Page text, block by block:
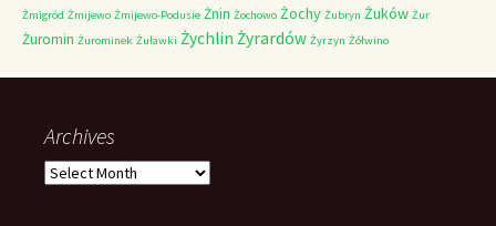
Żmigród Żmijewo Żmijewo-Podusie Żnin Żochowo Żochy Żubryn Żuków Żur
Żuromin Żurominek Żuławki Żychlin Żyrardów Żyrzyn Żółwino
Archives
Archives